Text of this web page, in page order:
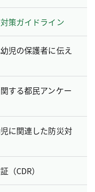
策ガイドライン
児の保護者に伝え
する都民アンケー
に関連した防災対
（CDR）